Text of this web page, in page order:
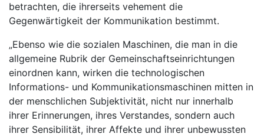
betrachten, die ihrerseits vehement die
Gegenwärtigkeit der Kommunikation bestimmt.
„Ebenso wie die sozialen Maschinen, die man in die
allgemeine Rubrik der Gemeinschaftseinrichtungen
einordnen kann, wirken die technologischen
Informations- und Kommunikationsmaschinen mitten in
der menschlichen Subjektivität, nicht nur innerhalb
ihrer Erinnerungen, ihres Verstandes, sondern auch
ihrer Sensibilität, ihrer Affekte und ihrer unbewussten